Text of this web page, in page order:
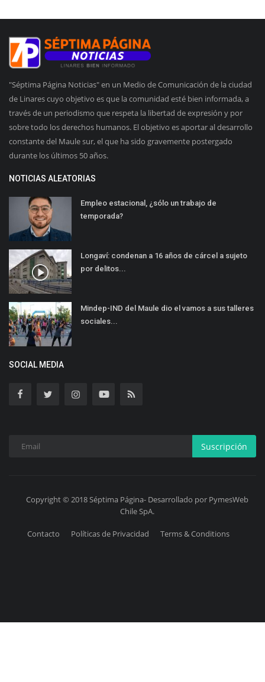
"Séptima Página Noticias" en un Medio de Comunicación de la ciudad
de Linares cuyo objetivo es que la comunidad esté bien informada, a
través de un periodismo que respeta la libertad de expresión y por
sobre todo los derechos humanos. El objetivo es aportar al desarrollo
constante del Maule sur, el que ha sido gravemente postergado
durante los últimos 50 años.
NOTICIAS ALEATORIAS
Empleo estacional, ¿sólo un trabajo de
temporada?
Longaví: condenan a 16 años de cárcel a sujeto
por delitos...
Mindep-IND del Maule dio el vamos a sus talleres
sociales...
SOCIAL MEDIA
Suscripción
Copyright © 2018 Séptima Página- Desarrollado por PymesWeb
Chile SpA.
Contacto Políticas de Privacidad Terms & Conditions